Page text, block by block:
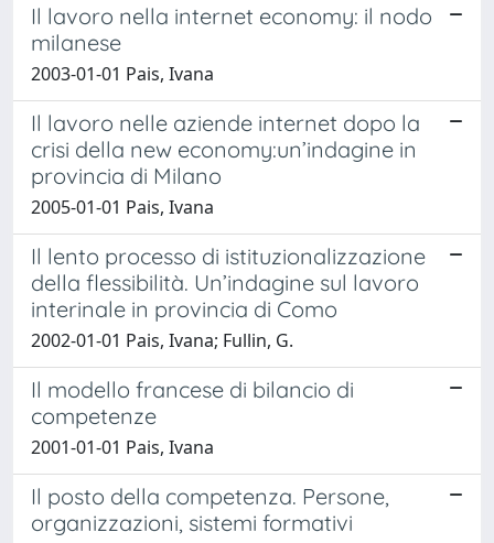
Il lavoro nella internet economy: il nodo
milanese
2003-01-01 Pais, Ivana
Il lavoro nelle aziende internet dopo la
crisi della new economy:un’indagine in
provincia di Milano
2005-01-01 Pais, Ivana
Il lento processo di istituzionalizzazione
della flessibilità. Un’indagine sul lavoro
interinale in provincia di Como
2002-01-01 Pais, Ivana; Fullin, G.
Il modello francese di bilancio di
competenze
2001-01-01 Pais, Ivana
Il posto della competenza. Persone,
organizzazioni, sistemi formativi